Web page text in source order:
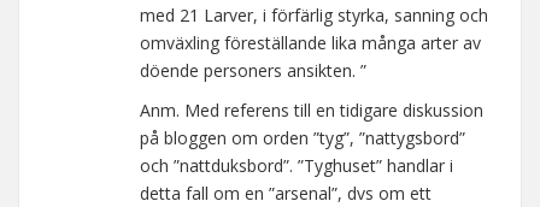
med 21 Larver, i förfärlig styrka, sanning och
omväxling föreställande lika många arter av
döende personers ansikten. ”
Anm. Med referens till en tidigare diskussion
på bloggen om orden ”tyg”, ”nattygsbord”
och ”nattduksbord”. ”Tyghuset” handlar i
detta fall om en ”arsenal”, dvs om ett